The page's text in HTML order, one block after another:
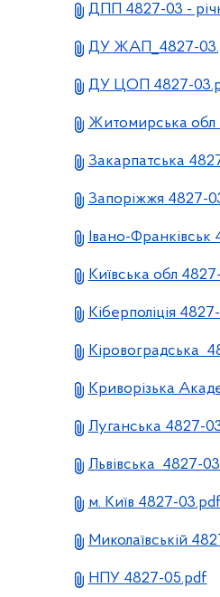
ДПП 4827-03 -
ДУ ЖАП_4827-
ДУ ЦОП 4827-
Житомирська обл
Закарпатська
Запоріжжя 4827-
Івано-
Київська обл
Кіберполіція
Кіровоградська
Криворізька
Луганська 4827-
Львівська 4827-
м. Київ 4827-03.pdf
Миколаївській
НПУ 4827-05.pdf